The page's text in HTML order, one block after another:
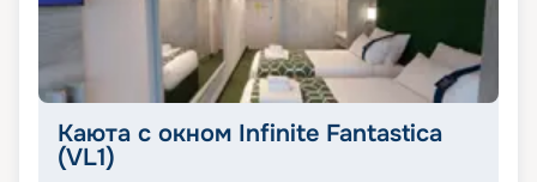
Каюта с окном Infinite Fantastica
(VL1)